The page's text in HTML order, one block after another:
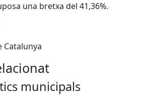
una bretxa del 41,36%.
Catalunya
municipals